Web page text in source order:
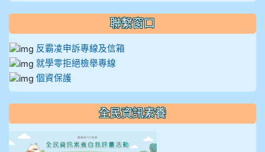
聯繫窗口
反霸凌申訴專線及信箱
就學零拒絕檢舉專線
個資保護
全民資訊素養